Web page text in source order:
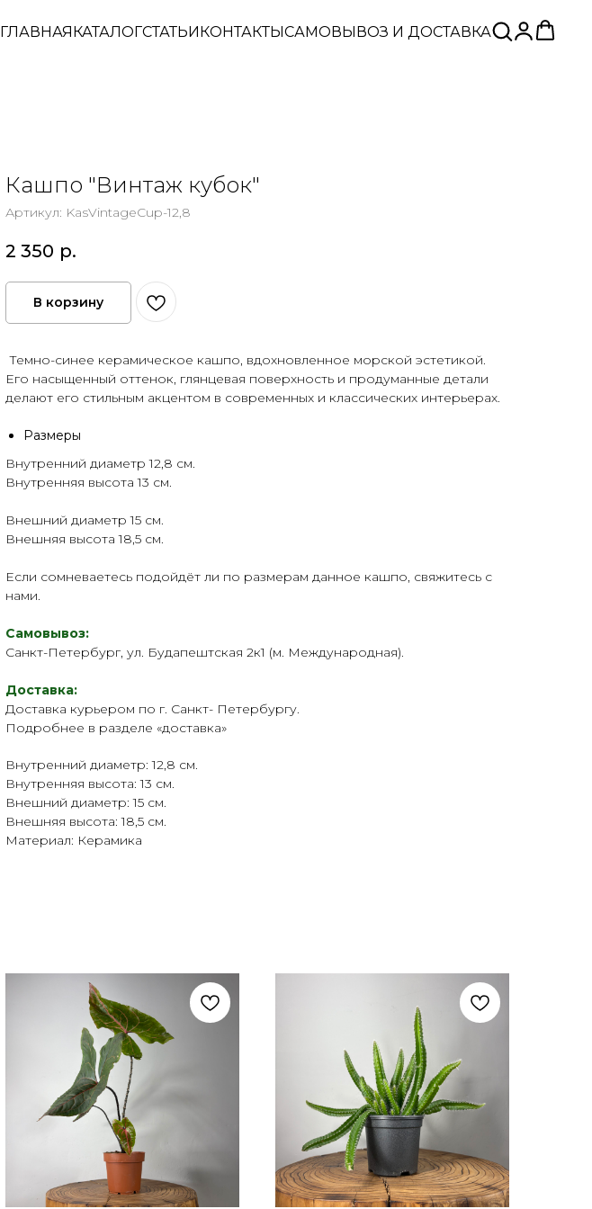
ГЛАВНАЯКАТАЛОГСТАТЬИКОНТАКТЫСАМОВЫВОЗ И ДОСТАВКА
Кашпо "Винтаж кубок"
Артикул: KasVintageCup-12,8
2 350 р.
В корзину
Темно-синее керамическое кашпо, вдохновленное морской эстетикой.
Его насыщенный оттенок, глянцевая поверхность и продуманные детали
делают его стильным акцентом в современных и классических интерьерах.
Размеры
Внутренний диаметр 12,8 см.
Внутренняя высота 13 см.
Внешний диаметр 15 см.
Внешняя высота 18,5 см.
Если сомневаетесь подойдёт ли по размерам данное кашпо, свяжитесь с
нами.
Самовывоз:
Санкт-Петербург, ул. Будапештская 2к1 (м. Международная).
Доставка:
Доставка курьером по г. Санкт- Петербургу.
Подробнее в разделе «доставка»
Внутренний диаметр: 12,8 см.
Внутренняя высота: 13 см.
Внешний диаметр: 15 см.
Внешняя высота: 18,5 см.
Материал: Керамика